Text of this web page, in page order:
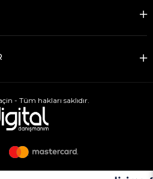
- Tüm hakları saklıdır.